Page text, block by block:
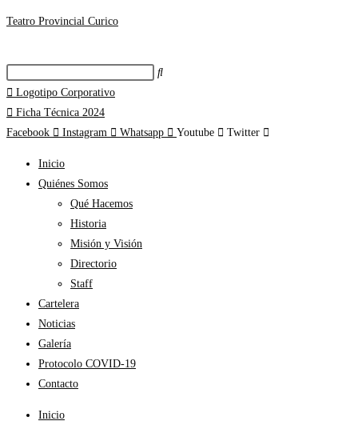
Teatro Provincial Curico
Logotipo Corporativo
Ficha Técnica 2024
Facebook
Instagram Whatsapp Youtube Twitter
Inicio
Quiénes Somos
Qué Hacemos
Historia
Misión y Visión
Directorio
Staff
Cartelera
Noticias
Galería
Protocolo COVID-19
Contacto
Inicio